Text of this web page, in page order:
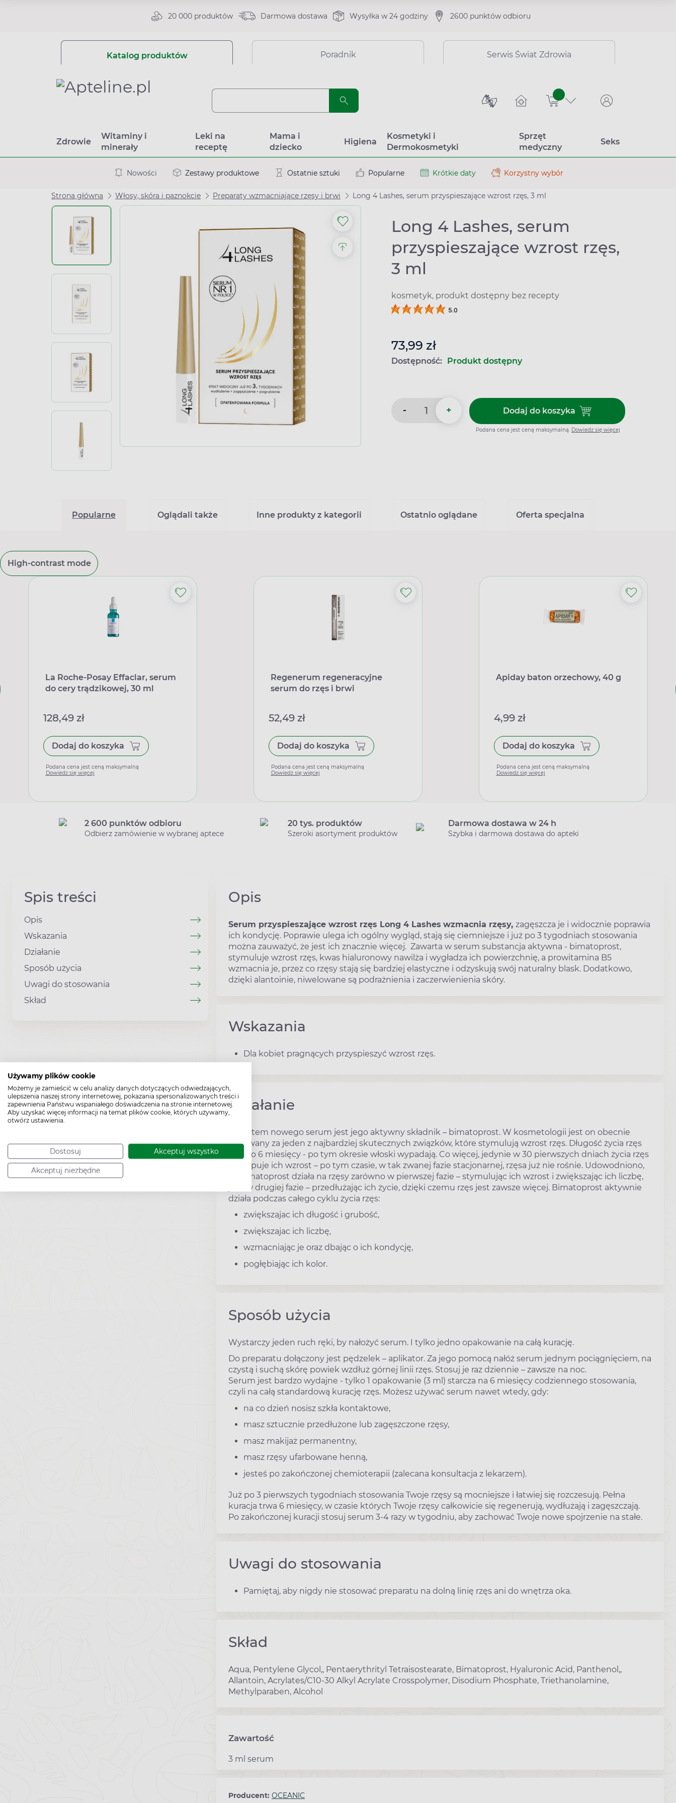
Używamy plików cookie
Możemy je zamieścić w celu analizy danych dotyczących odwiedzających,
ulepszenia naszej strony internetowej, pokazania spersonalizowanych treści i
zapewnienia Państwu wspaniałego doświadczenia na stronie internetowej.
Aby uzyskać więcej informacji na temat plików cookie, których używamy,
otwórz ustawienia.
Dostosuj Akceptuj wszystko
Akceptuj niezbędne
20 000 produktów Darmowa dostawa Wysyłka w 24 godziny 2600 punktów odbioru
Katalog produktów Poradnik Serwis Świat Zdrowia
sztuk
Zdrowie
Witaminy i
minerały
Leki na
receptę
Mama i
dziecko
Higiena
Kosmetyki i
Dermokosmetyki
Sprzęt
medyczny
Seks
Nowości Zestawy produktowe Ostatnie sztuki Popularne Krótkie daty Korzystny wybór
Strona główna Włosy, skóra i paznokcie Preparaty wzmacniające rzęsy i brwi Long 4 Lashes, serum przyspieszające wzrost rzęs, 3 ml
Long 4 Lashes, serum
przyspieszające wzrost rzęs,
3 ml
kosmetyk, produkt dostępny bez recepty
5.0
73,99 zł
Dostępność: Produkt dostępny
- + Dodaj do koszykaDodaj do koszyka Long 4
Podana cena jest ceną maksymalną. Dowiedz się więcej
Popularne Oglądali także Inne produkty z kategorii Ostatnio oglądane Oferta specjalna
High-contrast mode
La Roche-Posay Effaclar, serum
do cery trądzikowej, 30 ml
128,49 zł
Dodaj do koszyka
Podana cena jest ceną maksymalną
Dowiedz się więcej
Regenerum regeneracyjne
serum do rzęs i brwi
52,49 zł
Dodaj do koszyka
Podana cena jest ceną maksymalną
Dowiedz się więcej
Apiday baton orzechowy, 40 g
4,99 zł
Dodaj do koszyka
Podana cena jest ceną maksymalną
Dowiedz się więcej
2 600 punktów odbioru
Odbierz zamówienie w wybranej aptece
20 tys. produktów
Szeroki asortyment produktów
Darmowa dostawa w 24 h
Szybka i darmowa dostawa do apteki
Spis treści
Opis
Wskazania
Działanie
Sposób użycia
Uwagi do stosowania
Skład
Opis
Serum przyspieszające wzrost rzęs Long 4 Lashes wzmacnia rzęsy, zagęszcza je i widocznie poprawia
ich kondycję. Poprawie ulega ich ogólny wygląd, stają się ciemniejsze i już po 3 tygodniach stosowania
można zauważyć, że jest ich znacznie więcej. Zawarta w serum substancja aktywna - bimatoprost,
stymuluje wzrost rzęs, kwas hialuronowy nawilża i wygładza ich powierzchnię, a prowitamina B5
wzmacnia je, przez co rzęsy stają się bardziej elastyczne i odzyskują swój naturalny blask. Dodatkowo,
dzięki alantoinie, niwelowane są podrażnienia i zaczerwienienia skóry.
Wskazania
Dla kobiet pragnących przyspieszyć wzrost rzęs.
Działanie
Sekretem nowego serum jest jego aktywny składnik – bimatoprost. W kosmetologii jest on obecnie
uznawany za jeden z najbardziej skutecznych związków, które stymulują wzrost rzęs. Długość życia rzęs
to 3 do 6 miesięcy - po tym okresie włoski wypadają. Co więcej, jedynie w 30 pierwszych dniach życia rzęs
następuje ich wzrost – po tym czasie, w tak zwanej fazie stacjonarnej, rzęsa już nie rośnie. Udowodniono,
że bimatoprost działa na rzęsy zarówno w pierwszej fazie – stymulując ich wzrost i zwiększając ich liczbę,
jak i w drugiej fazie – przedłużając ich życie, dzięki czemu rzęs jest zawsze więcej. Bimatoprost aktywnie
działa podczas całego cyklu życia rzęs:
zwiększajac ich długość i grubość,
zwiększajac ich liczbę,
wzmacniając je oraz dbając o ich kondycję,
pogłębiając ich kolor.
Sposób użycia
Wystarczy jeden ruch ręki, by nałożyć serum. I tylko jedno opakowanie na całą kurację.
Do preparatu dołączony jest pędzelek – aplikator. Za jego pomocą nałóż serum jednym pociągnięciem, na
czystą i suchą skórę powiek wzdłuż górnej linii rzęs. Stosuj je raz dziennie – zawsze na noc.
Serum jest bardzo wydajne - tylko 1 opakowanie (3 ml) starcza na 6 miesięcy codziennego stosowania,
czyli na całą standardową kurację rzęs. Możesz używać serum nawet wtedy, gdy:
na co dzień nosisz szkła kontaktowe,
masz sztucznie przedłużone lub zagęszczone rzęsy,
masz makijaż permanentny,
masz rzęsy ufarbowane henną,
jesteś po zakończonej chemioterapii (zalecana konsultacja z lekarzem).
Już po 3 pierwszych tygodniach stosowania Twoje rzęsy są mocniejsze i łatwiej się rozczesują. Pełna
kuracja trwa 6 miesięcy, w czasie których Twoje rzęsy całkowicie się regenerują, wydłużają i zagęszczają.
Po zakończonej kuracji stosuj serum 3-4 razy w tygodniu, aby zachować Twoje nowe spojrzenie na stałe.
Uwagi do stosowania
Pamiętaj, aby nigdy nie stosować preparatu na dolną linię rzęs ani do wnętrza oka.
Skład
Aqua, Pentylene Glycol,, Pentaerythrityl Tetraisostearate, Bimatoprost, Hyaluronic Acid, Panthenol,,
Allantoin, Acrylates/C10-30 Alkyl Acrylate Crosspolymer, Disodium Phosphate, Triethanolamine,
Methylparaben, Alcohol
Zawartość
3 ml serum
Producent: OCEANIC